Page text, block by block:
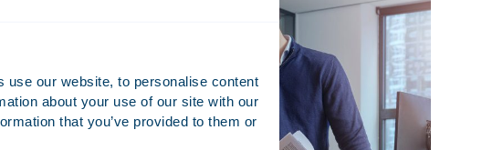
our website, to personalise content
about your use of our site with our
that you’ve provided to them or